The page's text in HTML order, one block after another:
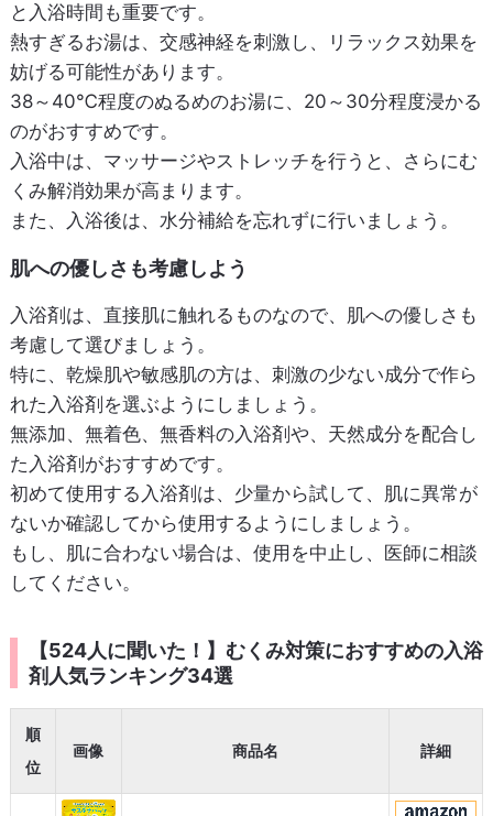
と入浴時間も重要です。
熱すぎるお湯は、交感神経を刺激し、リラックス効果を
妨げる可能性があります。
38～40℃程度のぬるめのお湯に、20～30分程度浸かる
のがおすすめです。
入浴中は、マッサージやストレッチを行うと、さらにむ
くみ解消効果が高まります。
また、入浴後は、水分補給を忘れずに行いましょう。
肌への優しさも考慮しよう
入浴剤は、直接肌に触れるものなので、肌への優しさも
考慮して選びましょう。
特に、乾燥肌や敏感肌の方は、刺激の少ない成分で作ら
れた入浴剤を選ぶようにしましょう。
無添加、無着色、無香料の入浴剤や、天然成分を配合し
た入浴剤がおすすめです。
初めて使用する入浴剤は、少量から試して、肌に異常が
ないか確認してから使用するようにしましょう。
もし、肌に合わない場合は、使用を中止し、医師に相談
してください。
【524人に聞いた！】むくみ対策におすすめの入浴
剤人気ランキング34選
順
位
画像 商品名 詳細